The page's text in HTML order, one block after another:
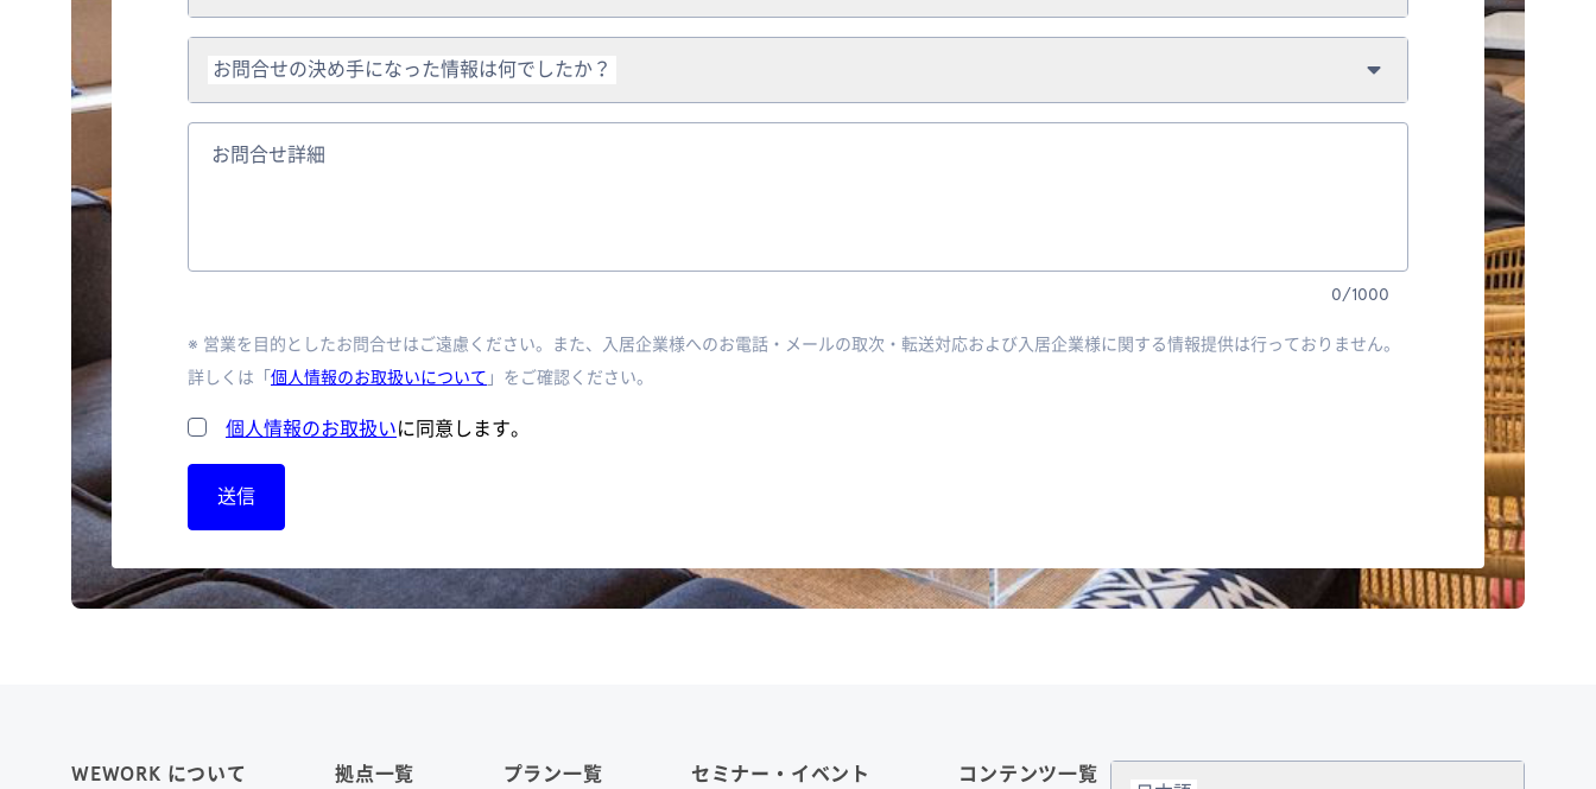
お問合せの決め手になった情報は何でしたか？
お問合せ詳細
0/1000
※ 営業を目的としたお問合せはご遠慮ください。また、入居企業様へのお電話・メールの取次・転送対応および入居企業様に関する情報提供は行っておりません。
詳しくは「 個人情報のお取扱いについて 」をご確認ください。
個人情報のお取扱いに同意します。
送信
WEWORK について 拠点一覧 プラン一覧 セミナー・イベント
コンテンツ一覧